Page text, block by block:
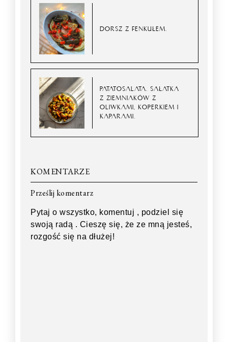
DORSZ Z FENKUŁEM.
PATATOSALATA. SAŁATKA
Z ZIEMNIAKÓW Z
OLIWKAMI, KOPERKIEM I
KAPARAMI.
KOMENTARZE
Prześlij komentarz
Pytaj o wszystko, komentuj , podziel się
swoją radą . Cieszę się, że ze mną jesteś,
rozgość się na dłużej!